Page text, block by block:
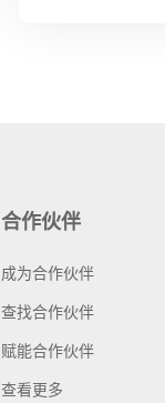
合作伙伴
成为合作伙伴
查找合作伙伴
赋能合作伙伴
查看更多